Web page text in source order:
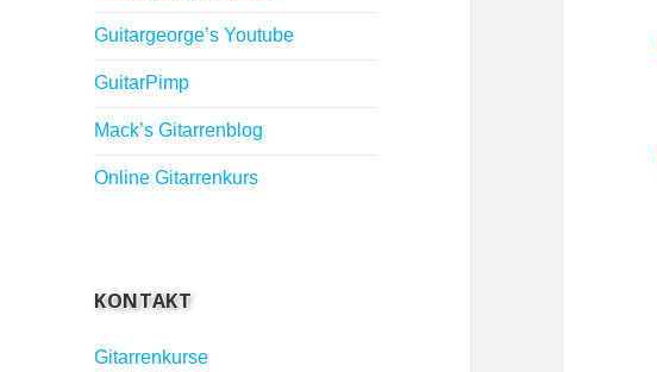
Guitargeorge’s Youtube
GuitarPimp
Mack’s Gitarrenblog
Online Gitarrenkurs
KONTAKT
Gitarrenkurse